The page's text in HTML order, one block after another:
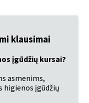
klausimai
įgūdžių kursai?
asmenims,
higienos įgūdžių